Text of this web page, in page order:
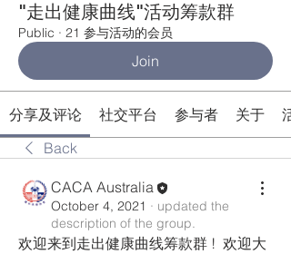
"走出健康曲线"活动筹款群
Public · 21 参与活动的会员
Join
分享及评论 社交平台 参与者 关于
Back
CACA Australia
October 4, 2021 · updated the
description of the group.
欢迎来到走出健康曲线筹款群 !  欢迎大